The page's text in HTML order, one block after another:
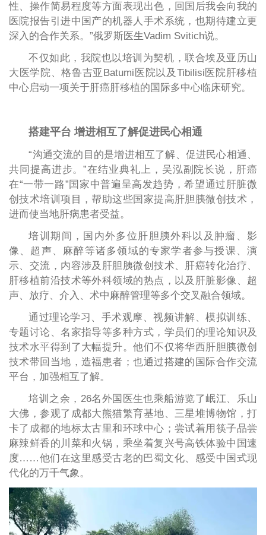
性、操作简易程度等方面表现出色，回国后我会向我的
医院报告引进中国产的机器人手术系统，也期待建立更
深入的合作关系。”俄罗斯医生Vadim Svitich说。
不仅如此，我院也以培训为契机，联合埃及亚历山
大医学院、格鲁吉亚Batumi医院以及Tibilisi医院肝移植
中心启动一项关于肝癌肝移植的国际多中心临床研究。
搭建平台 增进相互了解促进民心相通
“沟通交流的目的是增进相互了解、促进民心相通、
共同提高进步。”在结业典礼上，吴泓副院长说，肝癌
在“一带一路”国家中普遍呈高发趋势，希望通过肝脏微
创技术培训项目，帮助这些国家提高肝胆胰微创技术，
进而使当地肝病患者受益。
培训期间，国内外多位肝胆胰外科以及肿瘤、影
像、超声、麻醉等诸多领域的专家学者参与授课、演
示、交流，内容涉及肝胆胰微创技术、肝癌转化治疗、
肝移植前沿技术等外科领域的热点，以及肝脏影像、超
声、放疗、介入、术中麻醉管理等多个交叉融合领域。
通过理论学习、手术观摩、视频讲解、模拟训练、
专题讨论、名家指导等多种方式，学员们的理论知识及
技术水平得到了大幅提升。他们不仅将华西肝胆胰微创
技术带回当地，造福患者；也通过搭建的国际合作交流
平台，加强相互了解。
培训之余，26名外国医生也乘船游览了岷江、乐山
大佛，参观了成都大熊猫繁育基地、三星堆博物馆，打
卡了成都的地标太古里和环球中心；尝试着用筷子品尝
麻辣鲜香的川菜和火锅，乘坐着复兴号高铁体验中国速
度……他们在这里感受古老的巴蜀文化、感受中国式现
代化的万千气象。